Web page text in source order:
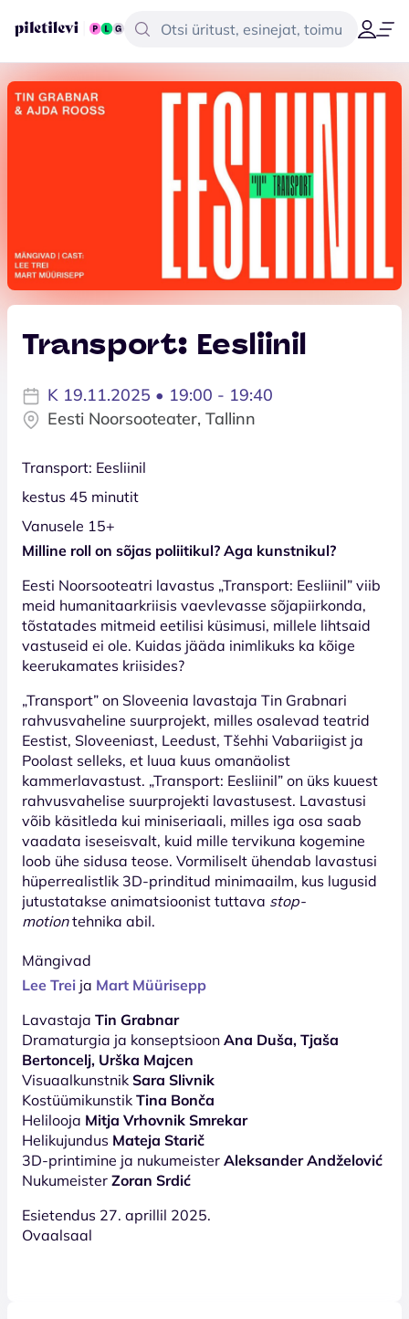
Transport: Eesliinil
K 19.11.2025 • 19:00 - 19:40
Eesti Noorsooteater, Tallinn
Transport: Eesliinil
kestus 45 minutit
Vanusele 15+
Milline roll on sõjas poliitikul? Aga kunstnikul?
Eesti Noorsooteatri lavastus „Transport: Eesliinil” viib
meid humanitaarkriisis vaevlevasse sõjapiirkonda,
tõstatades mitmeid eetilisi küsimusi, millele lihtsaid
vastuseid ei ole. Kuidas jääda inimlikuks ka kõige
keerukamates kriisides?
„Transport” on Sloveenia lavastaja Tin Grabnari
rahvusvaheline suurprojekt, milles osalevad teatrid
Eestist, Sloveeniast, Leedust, Tšehhi Vabariigist ja
Poolast selleks, et luua kuus omanäolist
kammerlavastust. „Transport: Eesliinil” on üks kuuest
rahvusvahelise suurprojekti lavastusest. Lavastusi
võib käsitleda kui miniseriaali, milles iga osa saab
vaadata iseseisvalt, kuid mille tervikuna kogemine
loob ühe sidusa teose. Vormiliselt ühendab lavastusi
hüperrealistlik 3D-prinditud minimaailm, kus lugusid
jutustatakse animatsioonist tuttava stop-
motiontehnika abil.
Mängivad
Lee Trei ja Mart Müürisepp
Lavastaja Tin Grabnar
Dramaturgia ja konseptsioon Ana Duša, Tjaša
Bertoncelj, Urška Majcen
Visuaalkunstnik Sara Slivnik
Kostüümikunstik Tina Bonča
Helilooja Mitja Vrhovnik Smrekar
Helikujundus Mateja Starič
3D-printimine ja nukumeister Aleksander Andželović
Nukumeister Zoran Srdić
Esietendus 27. aprillil 2025.
Ovaalsaal